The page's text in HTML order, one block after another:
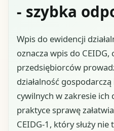
- szybka
Wpis do ewidencji
oznacza wpis do CEIDG,
przedsiębiorców
działalność
cywilnych w zakresie ich
praktyce sprawę
CEIDG-1, który służy